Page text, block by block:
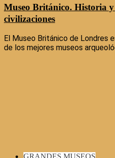
Museo Británico. Historia y
civilizaciones
El Museo Británico de Londres
de los mejores museos